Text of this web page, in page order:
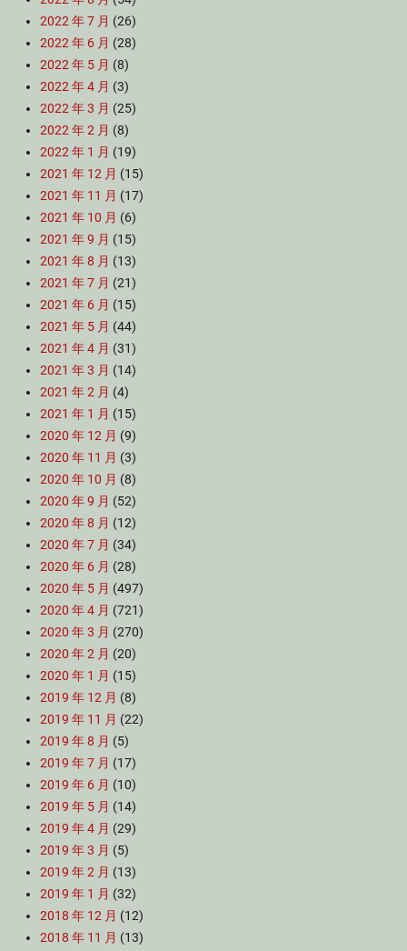
2022 年 7 月 (26)
2022 年 6 月 (28)
2022 年 5 月 (8)
2022 年 4 月 (3)
2022 年 3 月 (25)
2022 年 2 月 (8)
2022 年 1 月 (19)
2021 年 12 月 (15)
2021 年 11 月 (17)
2021 年 10 月 (6)
2021 年 9 月 (15)
2021 年 8 月 (13)
2021 年 7 月 (21)
2021 年 6 月 (15)
2021 年 5 月 (44)
2021 年 4 月 (31)
2021 年 3 月 (14)
2021 年 2 月 (4)
2021 年 1 月 (15)
2020 年 12 月 (9)
2020 年 11 月 (3)
2020 年 10 月 (8)
2020 年 9 月 (52)
2020 年 8 月 (12)
2020 年 7 月 (34)
2020 年 6 月 (28)
2020 年 5 月 (497)
2020 年 4 月 (721)
2020 年 3 月 (270)
2020 年 2 月 (20)
2020 年 1 月 (15)
2019 年 12 月 (8)
2019 年 11 月 (22)
2019 年 8 月 (5)
2019 年 7 月 (17)
2019 年 6 月 (10)
2019 年 5 月 (14)
2019 年 4 月 (29)
2019 年 3 月 (5)
2019 年 2 月 (13)
2019 年 1 月 (32)
2018 年 12 月 (12)
2018 年 11 月 (13)